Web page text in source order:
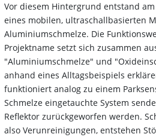
Vor diesem Hintergrund entstand
eines mobilen, ultraschallbasierten
Aluminiumschmelze. Die
Projektname setzt sich zusammen
"Aluminiumschmelze" und
anhand eines Alltagsbeispiels
funktioniert analog zu einem
Schmelze eingetauchte System
Reflektor zurückgeworfen werden.
also Verunreinigungen, entstehen